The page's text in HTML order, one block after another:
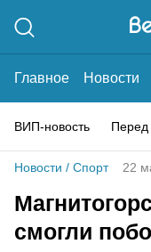
Главное Новости
ВИП-новость
Новости / Спорт 22
смогли